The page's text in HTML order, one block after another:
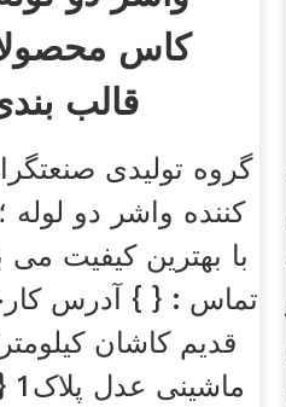
کاس
قالب
گروه تولیدی
کننده واشر دو
با بهترین کیفیت
تماس : { } آدرس